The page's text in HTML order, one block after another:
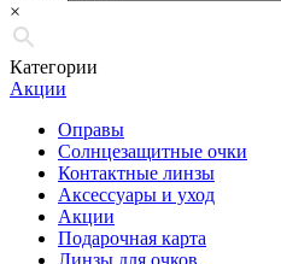
×
Категории
Акции
Оправы
Солнцезащитные очки
Контактные линзы
Аксессуары и уход
Акции
Подарочная карта
Линзы для очков